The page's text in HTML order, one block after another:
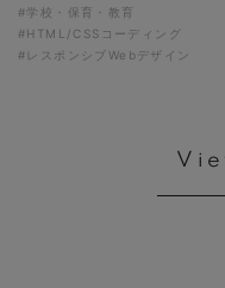
#学校・保育・教育
#HTML/CSSコーディング
#レスポンシブWebデザイン